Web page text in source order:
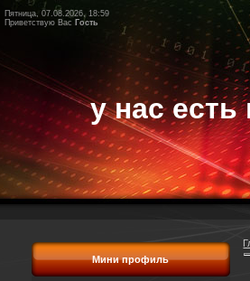
Пятница, 07.08.2026, 18:59
Приветствую Вас Гость
у нас есть
Мини профиль